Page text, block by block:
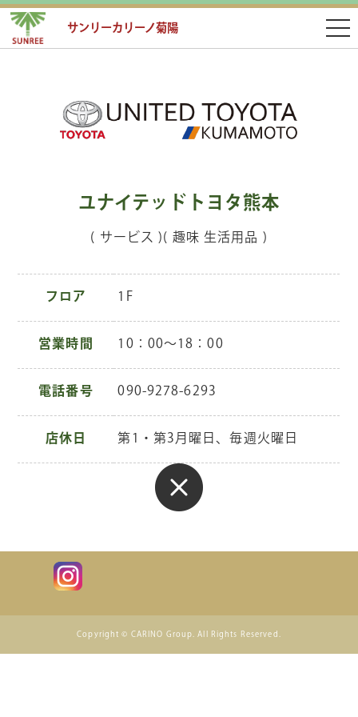
サンリーカリーノ菊陽
ユナイテッドトヨタ熊本
( サービス )( 趣味 生活用品 )
フロア 1F
営業時間 10：00～18：00
電話番号 090-9278-6293
店休日 第1・第3月曜日、毎週火曜日
Copyright © CARINO Group. All Rights Reserved.